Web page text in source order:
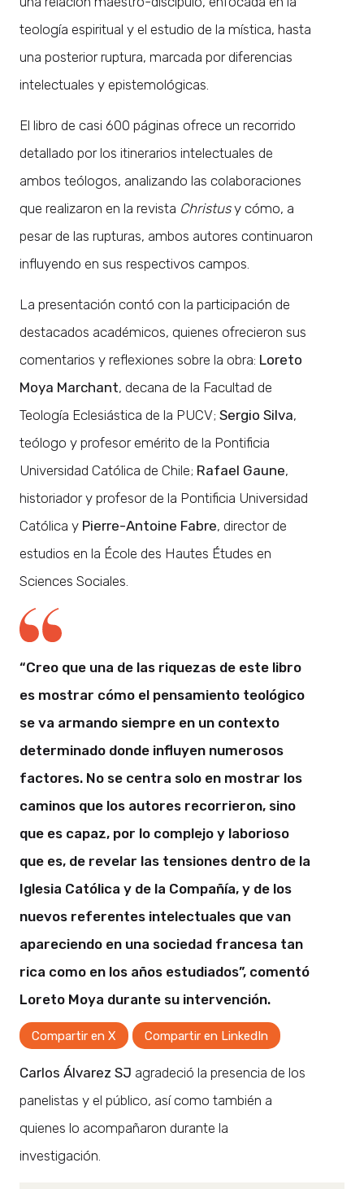
teología espiritual y el estudio de la mística, hasta
una posterior ruptura, marcada por diferencias
intelectuales y epistemológicas.
El libro de casi 600 páginas ofrece un recorrido
detallado por los itinerarios intelectuales de
ambos teólogos, analizando las colaboraciones
que realizaron en la revista Christusy cómo, a
pesar de las rupturas, ambos autores continuaron
influyendo en sus respectivos campos.
La presentación contó con la participación de
destacados académicos, quienes ofrecieron sus
comentarios y reflexiones sobre la obra: Loreto
Moya Marchant, decana de la Facultad de
Teología Eclesiástica de la PUCV; Sergio Silva,
teólogo y profesor emérito de la Pontificia
Universidad Católica de Chile; Rafael Gaune,
historiador y profesor de la Pontificia Universidad
Católica y Pierre-Antoine Fabre, director de
estudios en la École des Hautes Études en
Sciences Sociales.
“Creo que una de las riquezas de este libro
es mostrar cómo el pensamiento teológico
se va armando siempre en un contexto
determinado donde influyen numerosos
factores. No se centra solo en mostrar los
caminos que los autores recorrieron, sino
que es capaz, por lo complejo y laborioso
que es, de revelar las tensiones dentro de la
Iglesia Católica y de la Compañía, y de los
nuevos referentes intelectuales que van
apareciendo en una sociedad francesa tan
rica como en los años estudiados”, comentó
Loreto Moya durante su intervención.
Compartir en X Compartir en LinkedIn
Carlos Álvarez SJ agradeció la presencia de los
panelistas y el público, así como también a
quienes lo acompañaron durante la
investigación.